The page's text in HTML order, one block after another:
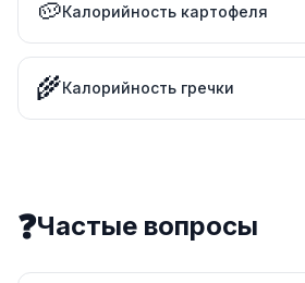
🥔Калорийность картофеля
🌾Калорийность гречки
❓Частые вопросы